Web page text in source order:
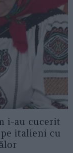
i-au cucerit
italieni cu